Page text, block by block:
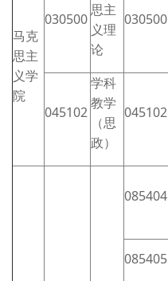
马克
思主
义学
院
030500
思主
义理
论
030500
045102
学科
教学
（思
政）
045102
085404
085405